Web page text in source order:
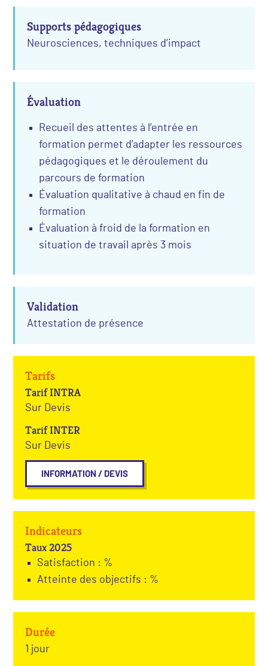
Supports pédagogiques
Neurosciences, techniques d’impact
Évaluation
Recueil des attentes à l’entrée en
formation permet d’adapter les ressources
pédagogiques et le déroulement du
parcours de formation
Évaluation qualitative à chaud en fin de
formation
Évaluation à froid de la formation en
situation de travail après 3 mois
Validation
Attestation de présence
Tarifs
Tarif INTRA
Sur Devis
Tarif INTER
Sur Devis
INFORMATION / DEVIS
Indicateurs
Taux 2025
Satisfaction : %
Atteinte des objectifs : %
Durée
1 jour